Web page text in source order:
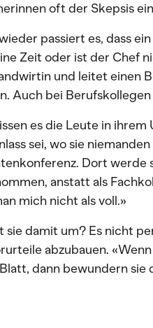
oft der Skepsis
passiert es, dass
Zeit oder ist der Chef
und leitet einen
Auch bei
es die Leute in ihrem
sei, wo sie
Dort
anstatt als
mich nicht als voll.»
sie damit um? Es nicht
abzubauen.
dann bewundern sie